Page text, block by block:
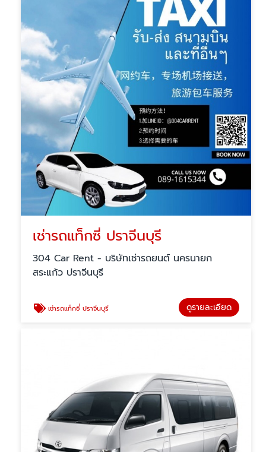
เช่ารถแท็กซี่ ปราจีนบุรี
304 Car Rent - บริษัทเช่ารถยนต์ นครนายก
สระแก้ว ปราจีนบุรี
เช่ารถแท็กซี่ ปราจีนบุรี ดูรายละเอียด